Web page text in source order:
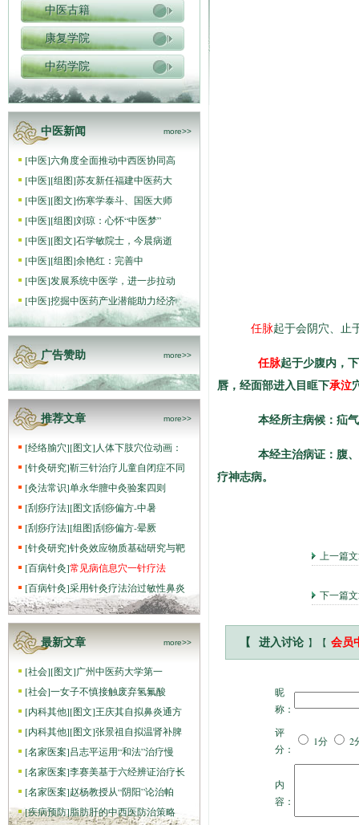
中医古籍
康复学院
中药学院
中医新闻 more>>
[中医]六角度全面推动中西医协同高
[中医][组图]苏友新任福建中医药大
[中医][图文]伤寒学泰斗、国医大师
[中医][组图]刘琼：心怀“中医梦”
[中医][图文]石学敏院士，今晨病逝
[中医][组图]​余艳红：完善中
[中医]发展系统中医学，进一步拉动
[中医]挖掘中医药产业潜能助力经济
广告赞助 more>>
推荐文章 more>>
[经络腧穴][图文] 人体下肢穴位动画：
[针灸研究]靳三针治疗儿童自闭症不同
[灸法常识]单永华膻中灸验案四则
[刮痧疗法][图文]刮痧偏方-中暑
[刮痧疗法][组图]刮痧偏方-晕厥
[针灸研究]针灸效应物质基础研究与靶
[百病针灸]常见病信息穴一针疗法
[百病针灸]采用针灸疗法治过敏性鼻炎
最新文章 more>>
[社会][图文]广州中医药大学第一
[社会]一女子不慎接触废弃氢氟酸
[内科其他][图文]王庆其自拟鼻炎通方
[内科其他][图文]张景祖自拟温肾补脾
[名家医案]吕志平运用“和法”治疗慢
[名家医案]李赛美基于六经辨证治疗长
[名家医案]赵杨教授从“阴阳”论治帕
[疾病预防]脂肪肝的中西医防治策略
任脉起于会阴穴、止
任脉起于少腹内，
唇，经面部进入目眶下承泣
本经所主病候：疝气
本经主治病证：腹、
疗神志病。
上一篇
下一篇
【 进入讨论 】【 会员
昵
称：
评
分：
1分 2
内
容：